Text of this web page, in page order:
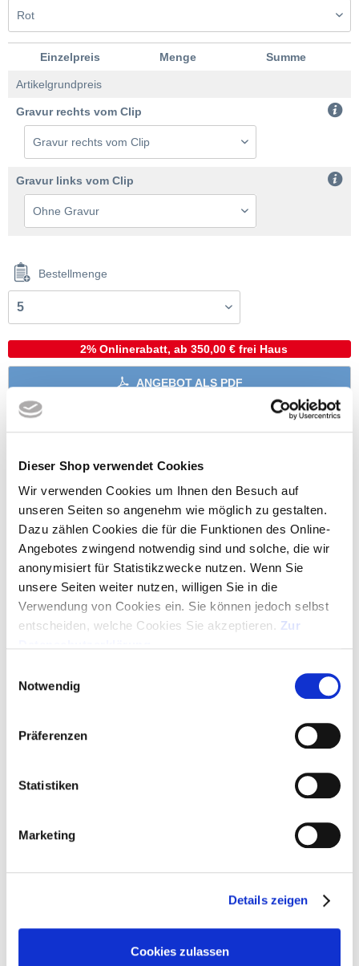
Dieser Shop verwendet Cookies
Wir verwenden Cookies um Ihnen den Besuch auf
unseren Seiten so angenehm wie möglich zu gestalten.
Dazu zählen Cookies die für die Funktionen des Online-
Angebotes zwingend notwendig sind und solche, die wir
anonymisiert für Statistikzwecke nutzen. Wenn Sie
unsere Seiten weiter nutzen, willigen Sie in die
Verwendung von Cookies ein. Sie können jedoch selbst
entscheiden, welche Cookies Sie akzeptieren. Zur
Notwendig
Präferenzen
Statistiken
Marketing
Details zeigen
Cookies zulassen
Einzelpreis Menge Summe
Artikelgrundpreis
Gravur rechts vom Clip
Gravur links vom Clip
Bestellmenge
2% Onlinerabatt, ab 350,00 € frei Haus
ANGEBOT ALS PDF
MUSTER ANFORDERN
ARTIKEL IN WARENKORB - LOGO HOCHLADEN
SERVICE HOTLINE
+49 (0)89 329 88 95 00
Montag bis Donnerstag 09:00 Uhr – 16:30 Uhr
Merken
Schützen Sie Ihre Mitarbeiter mit einem personalisierten